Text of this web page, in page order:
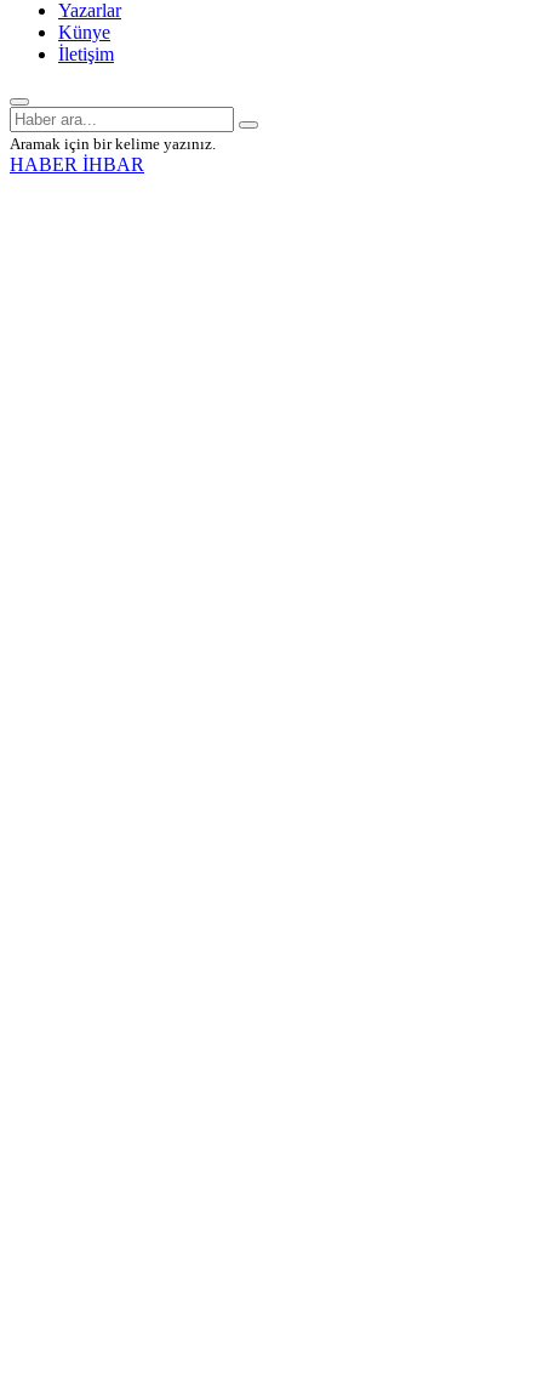
Yazarlar
Künye
İletişim
Aramak için bir kelime yazınız.
HABER İHBAR